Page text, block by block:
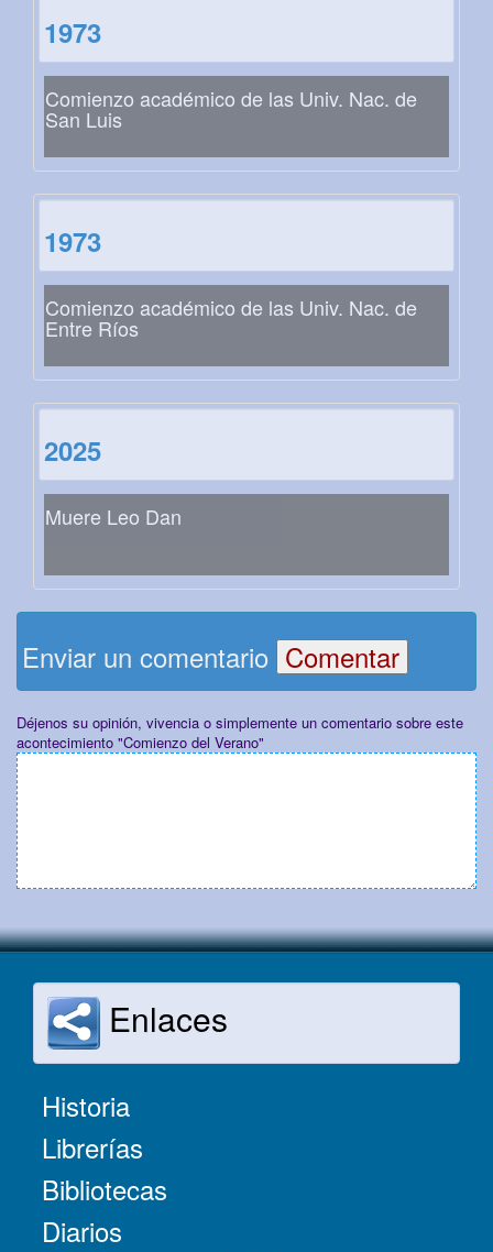
1973
Comienzo académico de las Univ. Nac. de
San Luis
1973
Comienzo académico de las Univ. Nac. de
Entre Ríos
2025
Muere Leo Dan
Enviar un comentario
Déjenos su opinión, vivencia o simplemente un comentario sobre este
acontecimiento "Comienzo del Verano"
Enlaces
Historia
Librerías
Bibliotecas
Diarios